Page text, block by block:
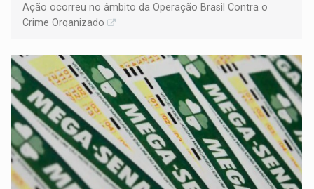
Ação ocorreu no âmbito da Operação Brasil Contra o
Crime Organizado